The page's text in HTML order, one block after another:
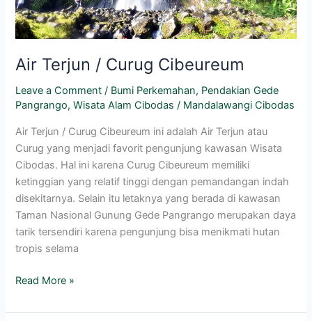
Air Terjun / Curug Cibeureum
Leave a Comment / Bumi Perkemahan, Pendakian Gede
Pangrango,Wisata Alam Cibodas / Mandalawangi Cibodas
Air Terjun / Curug Cibeureum ini adalah Air Terjun atau
Curug yang menjadi favorit pengunjung kawasan Wisata
Cibodas. Hal ini karena Curug Cibeureum memiliki
ketinggian yang relatif tinggi dengan pemandangan indah
disekitarnya. Selain itu letaknya yang berada di kawasan
Taman Nasional Gunung Gede Pangrango merupakan daya
tarik tersendiri karena pengunjung bisa menikmati hutan
tropis selama
Read More »